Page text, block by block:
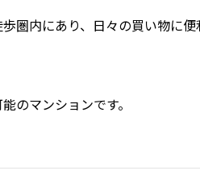
圏内にあり、日々の買い物に便
のマンションです。